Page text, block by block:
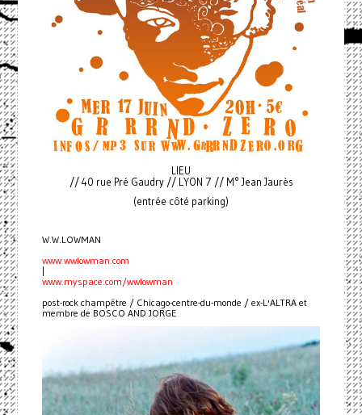
LIEU
// 40 rue Pré Gaudry // LYON 7 // M° Jean Jaurès
(entrée côté parking)
W.W.LOWMAN
www.wwlowman.com
www.myspace.com/wwlowman
post-rock champêtre / Chicago-centre-du-monde / ex-L'ALTRA et
membre de BOSCO AND JORGE